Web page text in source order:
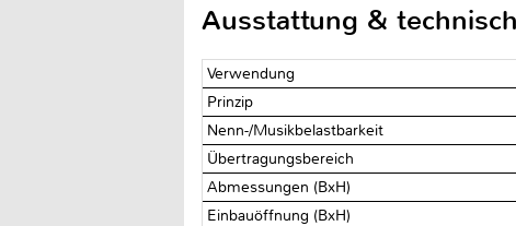
Ausstattung &
Verwendung
Prinzip
Nenn-/Musikbelastbarkeit
Übertragungsbereich
Abmessungen (BxH)
Einbauöffnung (BxH)